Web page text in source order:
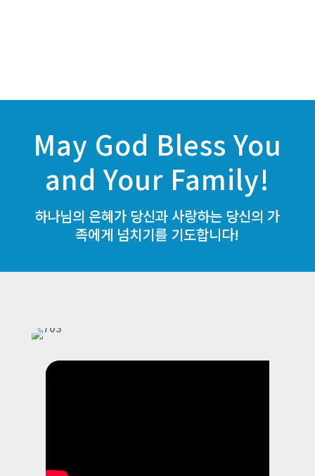
May God Bless You
and Your Family!
하나님의 은혜가 당신과 사랑하는 당신의 가
족에게 넘치기를 기도합니다!